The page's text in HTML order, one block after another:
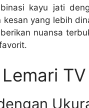
kayu jati
kesan yang lebih
nuansa